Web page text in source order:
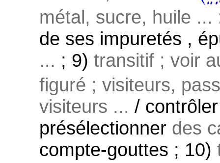
métal, sucre, huile ...
de ses impuretés ,
... ; 9) transitif ; voir
figuré ; visiteurs,
visiteurs ... /
présélectionner des
compte-gouttes ; 10)